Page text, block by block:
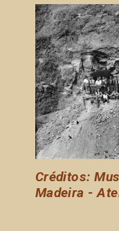
Créditos:
Madeira -